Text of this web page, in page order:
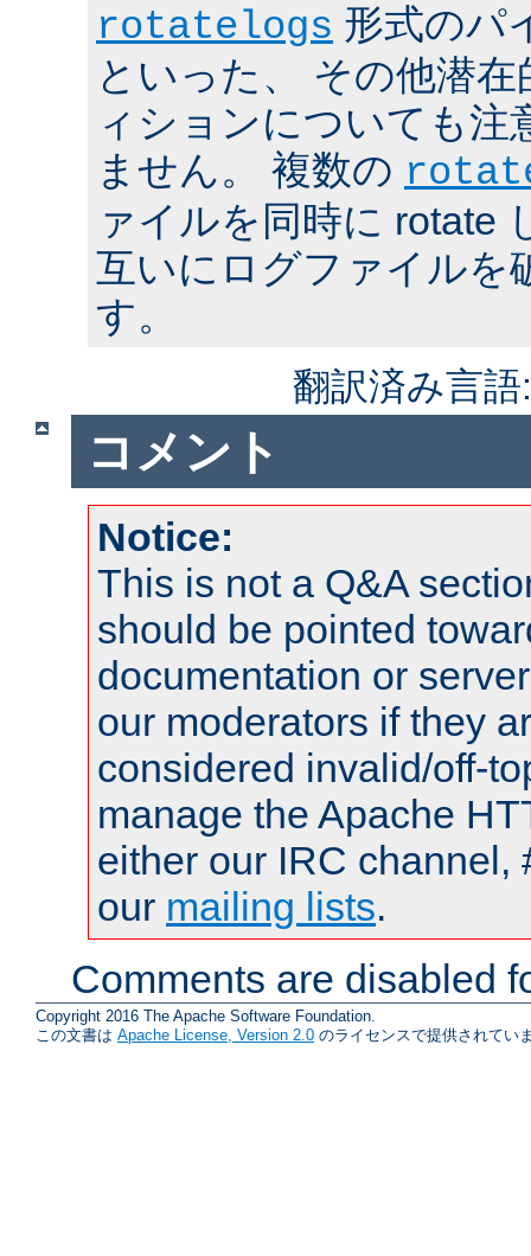
rotatelogs 形式のパ
といった、 その他潜
ィションについても注
ません。 複数の
ァイルを同時に rotate
互いにログファイルを
す。
翻訳済み言
コメント
Notice:
This is not a Q&A
should be pointed
documentation or
our moderators if they
considered invalid/off-
manage the Apache
either our IRC channel,
our mailing lists.
Comments are disabled
Copyright 2016 The Apache Software Foundation.
この文書は Apache License, Version 2.0 のライセンスで提供されてい